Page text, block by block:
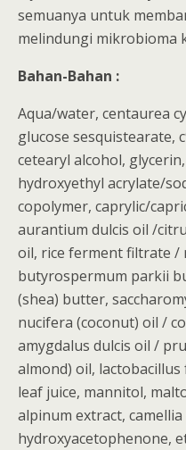
semuanya untuk
melindungi mikrobioma
Bahan-Bahan :
Aqua/water, centaurea
glucose sesquistearate,
cetearyl alcohol,
hydroxyethyl acrylate/
copolymer, caprylic/
aurantium dulcis oil /
oil, rice ferment filtrate /
butyrospermum parkii
(shea) butter,
nucifera (coconut) oil /
amygdalus dulcis oil /
almond) oil,
leaf juice, mannitol,
alpinum extract,
hydroxyacetophenone,